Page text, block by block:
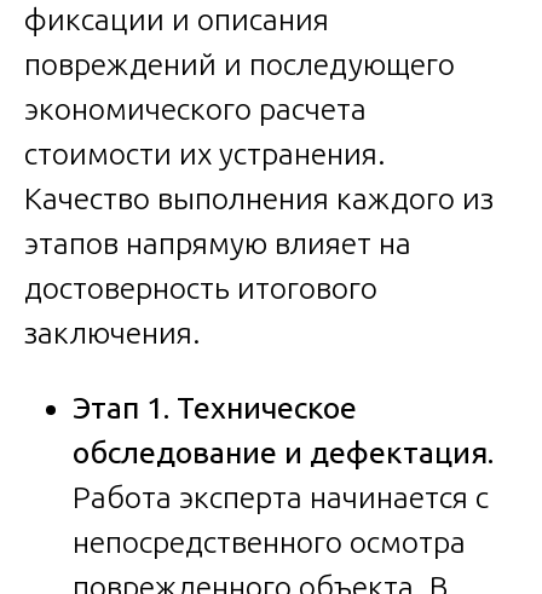
фиксации и описания
повреждений и последующего
экономического расчета
стоимости их устранения.
Качество выполнения каждого из
этапов напрямую влияет на
достоверность итогового
заключения.
Этап 1. Техническое
обследование и дефектация.
Работа эксперта начинается с
непосредственного осмотра
поврежденного объекта. В